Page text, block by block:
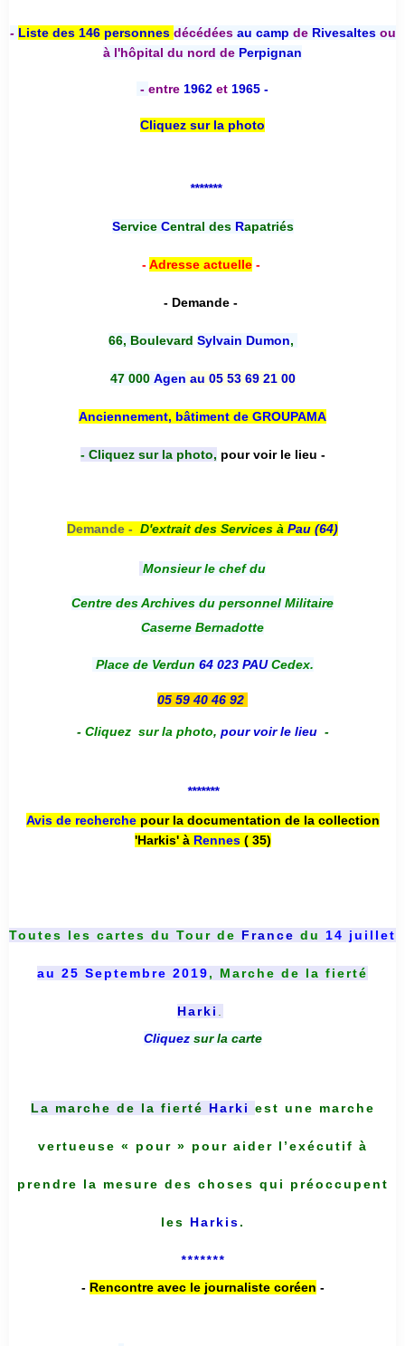
- Liste des 146 personnes décédées au camp deRivesaltesou
à l'hôpital du nord de Perpignan
- entre 1962 et 1965 -
Cliquez sur la photo
*******
Service Central desRapatriés
-Adresse actuelle-
- Demande -
66, Boulevard Sylvain Dumon,
47 000 Agen au 05 53 69 21 00
Anciennement, bâtiment de GROUPAMA
- Cliquez sur la photo, pour voir le lieu -
Demande - D'extrait des Services à Pau (64)
Monsieur le chef du
Centre des Archives du personnel Militaire
Caserne Bernadotte
Place de Verdun 64 023 PAUCedex.
05 59 40 46 92
- Cliquez sur la photo, pour voir le lieu -
*******
Avis de recherche pour la documentation de la collection
'Harkis' à Rennes( 35)
Toutes les cartes du Tour de France du 14 juillet
au 25 Septembre 2019, Marche de la fierté
Harki
Cliquez sur la carte
La marche de la fierté Harki est une marche
vertueuse « pour » pour aider l’exécutif à
prendre la mesure des choses qui préoccupent
les Harkis.
*******
- Rencontre avec le journaliste coréen -